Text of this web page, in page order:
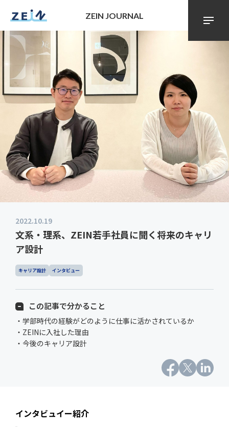
ZEIN JOURNAL
2022.10.19
文系・理系、ZEIN若手社員に聞く将来のキャリ
ア設計
キャリア設計 インタビュー
この記事で分かること
・学部時代の経験がどのように仕事に活かされているか
・ZEINに入社した理由
・今後のキャリア設計
インタビュイー紹介